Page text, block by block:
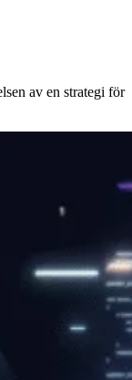
av en strategi för